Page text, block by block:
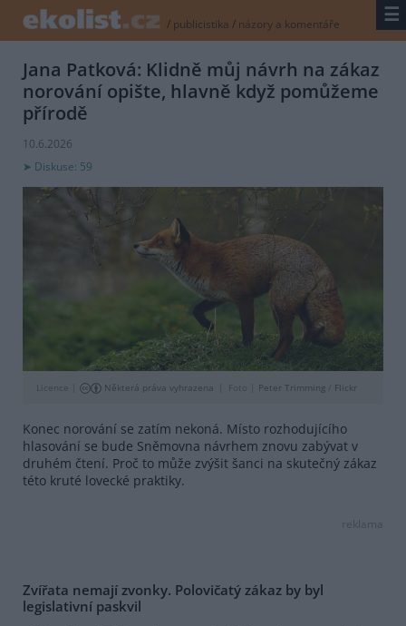
/ publicistika / názory a komentáře ☰
Jana Patková: Klidně můj návrh na zákaz
norování opište, hlavně když pomůžeme
přírodě
10.6.2026
Diskuse: 59
Licence | Některá práva vyhrazena Foto | Peter Trimming Flickr
Konec norování se zatím nekoná. Místo rozhodujícího
hlasování se bude Sněmovna návrhem znovu zabývat v
druhém čtení. Proč to může zvýšit šanci na skutečný zákaz
této kruté lovecké praktiky.
reklama
Zvířata nemají zvonky. Polovičatý zákaz by byl
legislativní paskvil